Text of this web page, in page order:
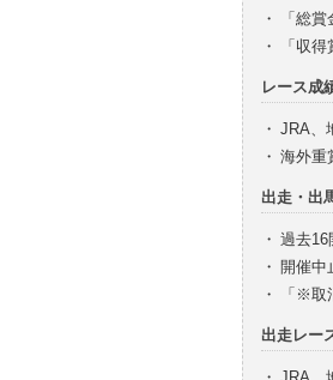
・
「総
・
「収
レース成
・ JRA、
・ 海外重
出走・出
・ 過去16
・ 開催中
・
「※取
出走レー